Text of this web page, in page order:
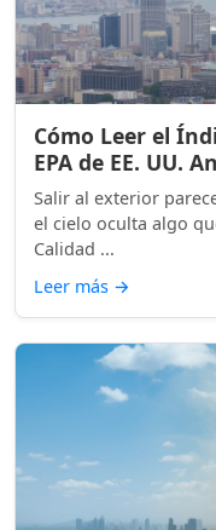
Cómo Leer el
EPA de EE. UU.
Salir al exterior
el cielo oculta algo
Calidad ...
Leer más →